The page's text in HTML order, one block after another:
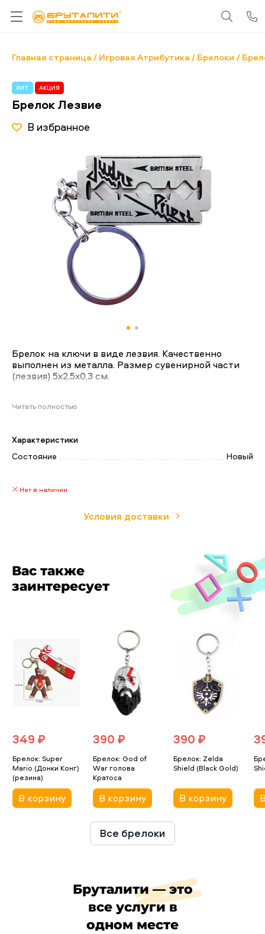
Главная страница Игровая Атрибутика Брелоки
ХИТ АКЦИЯ
Брелок Лезвие
В избранное
Брелок на ключи в виде лезвия. Качественно
выполнен из металла. Размер сувенирной части
(лезвия) 5х2,5х0,3 см.
Читать полностью
Характеристики
Состояние
Новый
Нет в наличии
Условия доставки
Вас также
заинтересует
349 ₽
Брелок: Super
Mario (Донки Конг)
(резина)
В корзину
390 ₽
Брелок: God of
War голова
Кратоса
В корзину
390 ₽
Брелок: Zelda
Shield (Black Gold)
В корзину
Все брелоки
Бруталити — это
все услуги в
одном месте